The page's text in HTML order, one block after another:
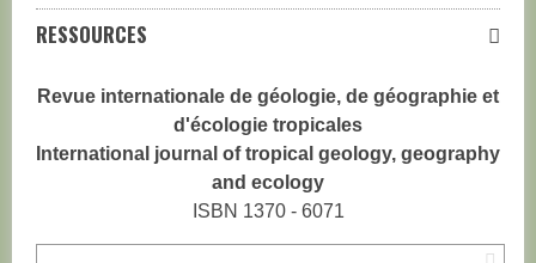
RESSOURCES
Revue internationale de géologie, de géographie et
d'écologie tropicales
International journal of tropical geology, geography
and ecology
ISBN 1370 - 6071